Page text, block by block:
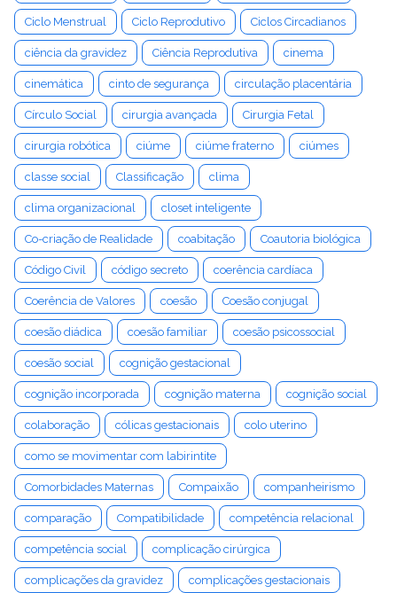
Ciclo Menstrual Ciclo Reprodutivo Ciclos Circadianos
ciência da gravidez Ciência Reprodutiva cinema
cinemática cinto de segurança circulação placentária
Círculo Social cirurgia avançada Cirurgia Fetal
cirurgia robótica ciúme ciúme fraterno ciúmes
classe social Classificação clima
clima organizacional closet inteligente
Co-criação de Realidade coabitação Coautoria biológica
Código Civil código secreto coerência cardíaca
Coerência de Valores coesão Coesão conjugal
coesão diádica coesão familiar coesão psicossocial
coesão social cognição gestacional
cognição incorporada cognição materna cognição social
colaboração cólicas gestacionais colo uterino
como se movimentar com labirintite
Comorbidades Maternas Compaixão companheirismo
comparação Compatibilidade competência relacional
competência social complicação cirúrgica
complicações da gravidez complicações gestacionais